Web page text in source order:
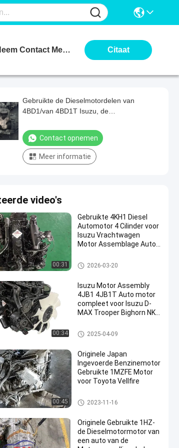
Neem Contact Met Ons Op Citaat
Gebruikte de Dieselmotordelen van
4BD1/van 4BD1T Isuzu, de
Contact opnemen
Meer informatie
video's
00:31
Gebruikte 4KH1 Diesel
Automotor 4 Cilinder voor
Isuzu Vrachtwagen
Motor Assemblage Auto
Isuzu-Motorvervangstukken
2026-03-20
00:34
Isuzu Motor Assembly
4JB1 4JB1T Auto motor
compleet voor Isuzu D-
MAX Trooper Bighorn NKR
Isuzu-Motorvervangstukken
2025-04-09
00:45
Originele Japan
Ingevoerde Benzinemotor
Gebruikte 1MZFE Motor
voor Toyota Vellfire
Gebruikte Japanse Motoren
2023-11-16
Originele Gebruikte 1HZ-
de Dieselmotormotor van
een auto van de